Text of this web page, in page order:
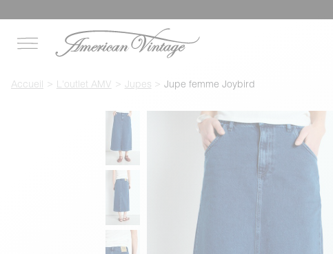
Accueil L'outlet AMV Jupes Jupe femme Joybird